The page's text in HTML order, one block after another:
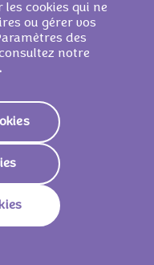
59g
58g
6,3g
0,37g
370 KJ /88 Kcal
cookies qui ne
ou gérer vos
des
notre